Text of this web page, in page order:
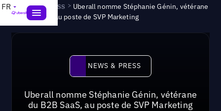
FR News & Press > Uberall nomme Stéphanie Génin, vétérane
du B2B SaaS, au poste de SVP Marketing
News & Press
NEWS & PRESS
Uberall nomme Stéphanie Génin, vétérane
du B2B SaaS, au poste de SVP Marketing